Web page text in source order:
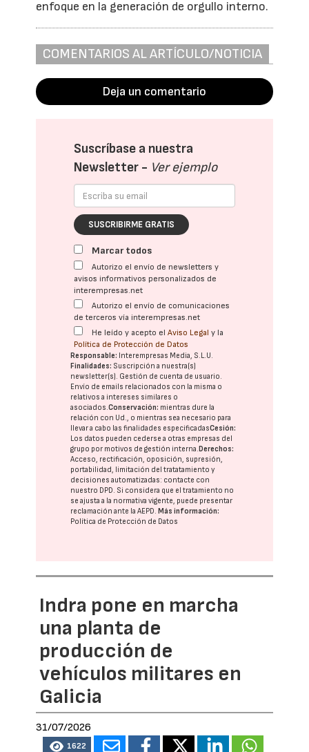
enfoque en la generación de orgullo interno.
COMENTARIOS AL ARTÍCULO/NOTICIA
Deja un comentario
Suscríbase a nuestra
Newsletter - Ver ejemplo
SUSCRIBIRME GRATIS
Marcar todos
Autorizo el envío de newsletters y
avisos informativos personalizados de
interempresas.net
Autorizo el envío de comunicaciones
de terceros vía interempresas.net
He leído y acepto elAviso Legal y la
Política de Protección de Datos
Responsable: Interempresas Media, S.L.U.
Finalidades: Suscripción a nuestra(s)
newsletter(s). Gestión de cuenta de usuario.
Envío de emails relacionados con la misma o
relativos a intereses similares o
asociados.Conservación: mientras dure la
relación con Ud., o mientras sea necesario para
llevar a cabo las finalidades especificadasCesión:
Los datos pueden cederse a otras empresas del
grupo por motivos de gestión interna. Derechos:
Acceso, rectificación, oposición, supresión,
portabilidad, limitación del tratatamiento y
decisiones automatizadas: contacte con
nuestro DPD. Si considera que el tratamiento no
se ajusta a la normativa vigente, puede presentar
reclamación ante laAEPD. Más información:
Política de Protección de Datos
Indra pone en marcha
una planta de
producción de
vehículos militares en
Galicia
31/07/2026
1622